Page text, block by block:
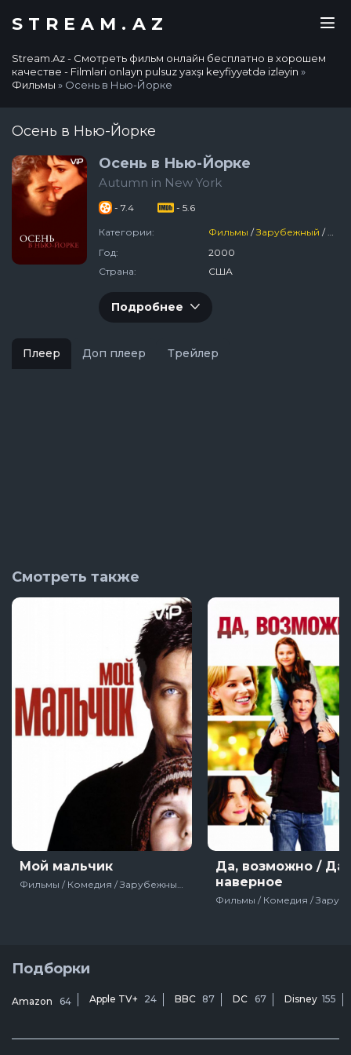
STREAM.AZ
Stream.Az - Смотреть фильм онлайн бесплатно в хорошем
качестве - Filmləri onlayn pulsuz yaxşı keyfiyyətdə izləyin »
Фильмы » Осень в Нью-Йорке
Осень в Нью-Йорке
Осень в Нью-Йорке
Autumn in New York
- 7.4 - 5.6
Категории: Фильмы /Зарубежный /
Год:
2000
Страна:
США
Подробнее
Плеер Доп плеер Трейлер
Смотреть также
Мой мальчик
Да, возможно / Да,
наверное
Подборки
Amazon 64 Apple TV+ 24 BBC 87 DC 67 Disney 155